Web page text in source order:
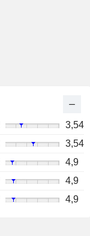
3,54
3,54
4,9
4,9
4,9